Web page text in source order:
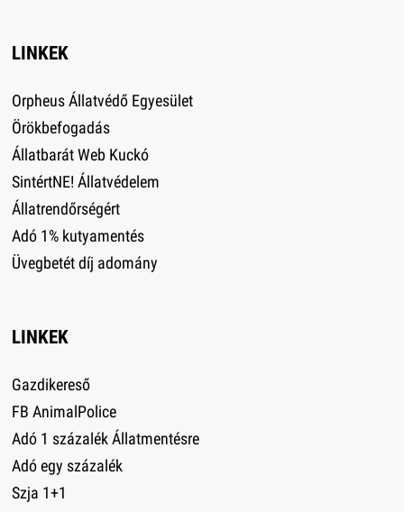
LINKEK
Orpheus Állatvédő Egyesület
Örökbefogadás
Állatbarát Web Kuckó
SintértNE! Állatvédelem
Állatrendőrségért
Adó 1% kutyamentés
Üvegbetét díj adomány
LINKEK
Gazdikereső
FB AnimalPolice
Adó 1 százalék Állatmentésre
Adó egy százalék
Szja 1+1